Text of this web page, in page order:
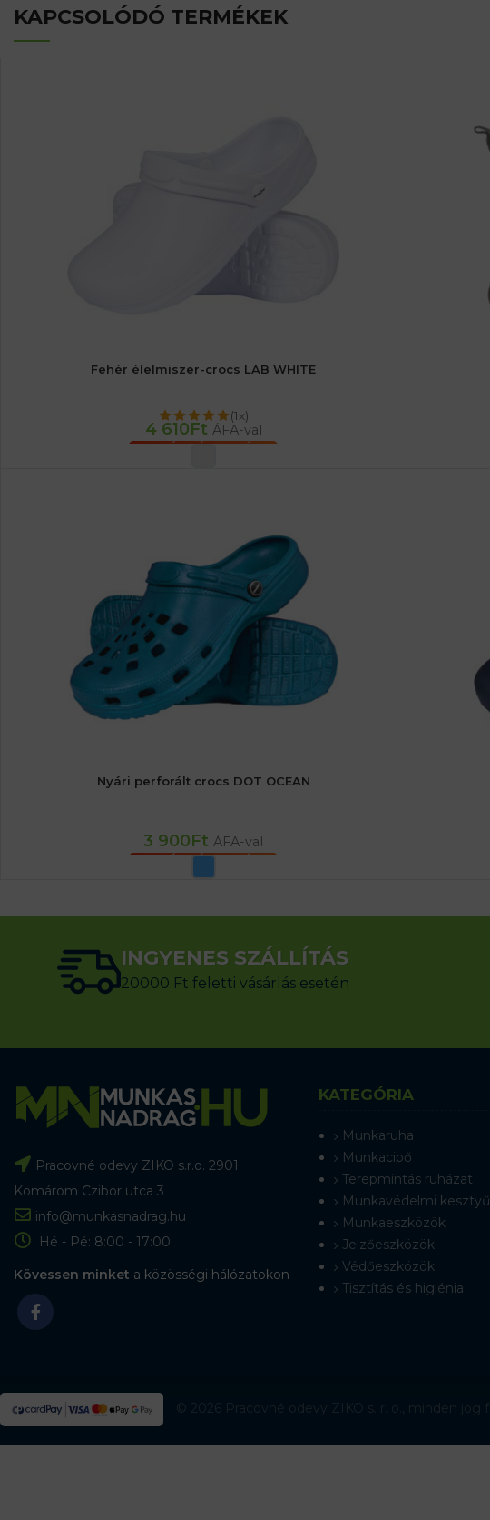
KAPCSOLÓDÓ TERMÉKEK
Fehér élelmiszer-crocs LAB WHITE
(1x)
4 610Ft ÁFA-val
OPCIÓK VÁLASZTÁSA
Nyári perforált crocs DOT OCEAN
3 900Ft ÁFA-val
OPCIÓK VÁLASZTÁSA
INGYENES SZÁLLÍTÁS
20000 Ft feletti vásárlás esetén
Pracovné odevy ZIKO s.r.o. 2901
Komárom Czibor utca 3
info@munkasnadrag.hu
Hé - Pé: 8:00 - 17:00
Kövessen minket a közösségi hálózatokon
KATEGÓRIA
Munkaruha
Munkacipő
Terepmintás ruházat
Munkavédelmi kesztyű
Munkaeszközök
Jelzőeszközök
Védőeszközök
Tisztítás és higiénia